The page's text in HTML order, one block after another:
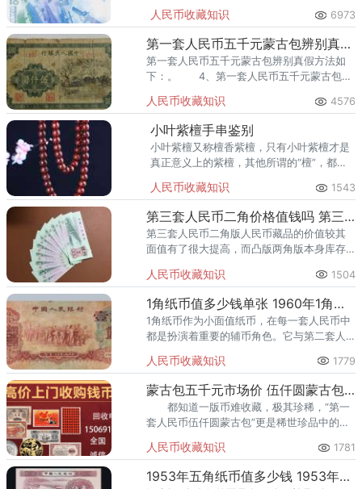
人民币收藏知识 6973
第一套人民币五千元蒙古包辨别真假方法
第一套人民币五千元蒙古包辨别真假方法如
下：。 4、第一套人民币五千元蒙古包背
和人字。
人民币收藏知识 4576
小叶紫檀手串鉴别
小叶紫檀又称檀香紫檀，只有小叶紫檀才是
真正意义上的紫檀，其他所谓的“檀”，都不
人民币收藏知识 1543
第三套人民币二角价格值钱吗 第三套人民币二角有收藏价值吗
第三套人民币二角版人民币藏品的价值较其
面值有了很大提高，而凸版两角版本身库存
八倍。
人民币收藏知识 1504
1角纸币值多少钱单张 1960年1角纸币升值潜力分析
1角纸币作为小面值纸币，在每一套人民币中
都是扮演着重要的辅币角色。它与第二套人
公布发行，是承上启下的过渡性票券。
人民币收藏知识 1779
蒙古包五千元市场价 伍仟圆蒙古包拍卖纪录
都知道一版币难收藏，极其珍稀，“第一
套人民币伍仟圆蒙古包”更是稀世珍品中的佼
人民币收藏知识 1781
1953年五角纸币值多少钱 1953年5角纸币最新价格